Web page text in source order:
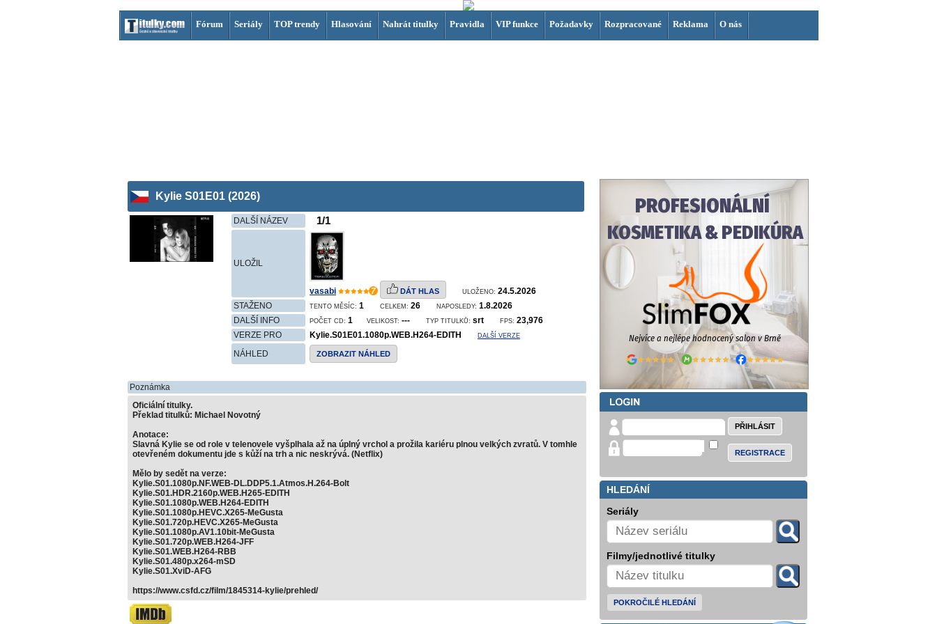
Fórum Seriály TOP trendy Hlasování Nahrát titulky Pravidla VIP funkce Požadavky Rozpracované Reklama O nás
Kylie S01E01 (2026)
DALŠÍ NÁZEV 1/1
ULOŽIL
vasabi 7 DÁT HLAS ULOŽENO: 24.5.2026
STAŽENO
TENTO MĚSÍC: 1 CELKEM: 26 NAPOSLEDY: 1.8.2026
DALŠÍ INFO
POČET CD: 1 VELIKOST: --- TYP TITULKŮ: srt FPS: 23,976
VERZE PRO
Kylie.S01E01.1080p.WEB.H264-EDITH DALŠÍ VERZE
NÁHLED ZOBRAZIT NÁHLED
Poznámka
Oficiální titulky.
Překlad titulků: Michael Novotný
Anotace:
Slavná Kylie se od role v telenovele vyšplhala až na úplný vrchol a prožila kariéru plnou velkých zvratů. V tomhle
otevřeném dokumentu jde s kůží na trh a nic neskrývá. (Netflix)
Mělo by sedět na verze:
Kylie.S01.1080p.NF.WEB-DL.DDP5.1.Atmos.H.264-Bolt
Kylie.S01.HDR.2160p.WEB.H265-EDITH
Kylie.S01.1080p.WEB.H264-EDITH
Kylie.S01.1080p.HEVC.X265-MeGusta
Kylie.S01.720p.HEVC.X265-MeGusta
Kylie.S01.1080p.AV1.10bit-MeGusta
Kylie.S01.720p.WEB.H264-JFF
Kylie.S01.WEB.H264-RBB
Kylie.S01.480p.x264-mSD
Kylie.S01.XviD-AFG
https://www.csfd.cz/film/1845314-kylie/prehled/
REGISTRACE
HLEDÁNÍ
Seriály
Filmy/jednotlivé titulky
POKROČILÉ HLEDÁNÍ